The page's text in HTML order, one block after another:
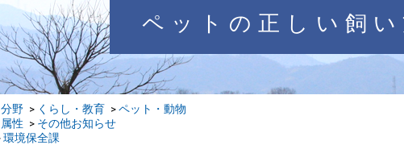
ペットの正しい飼い
分野 くらし・教育
ペット・動物
属性
その他お知らせ
環境保全課